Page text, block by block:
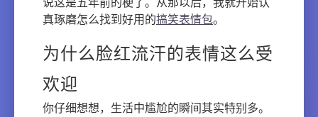
真琢磨怎么找到好用的搞笑表情包。
为什么脸红流汗的表情这么受
欢迎
你仔细想想，生活中尴尬的瞬间其实特别多。